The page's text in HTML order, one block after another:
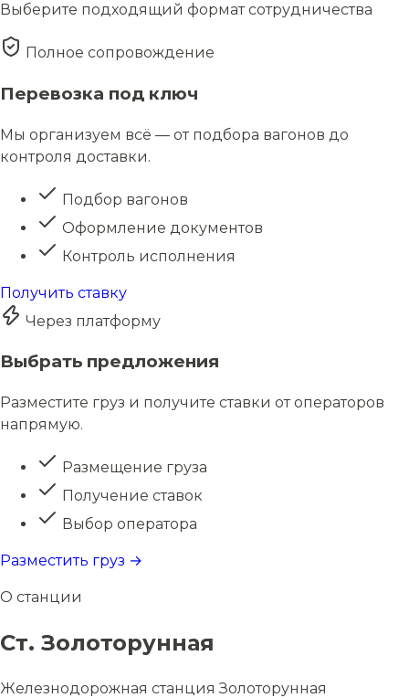
Выберите подходящий формат сотрудничества
Полное сопровождение
Перевозка под ключ
Мы организуем всё — от подбора вагонов до
контроля доставки.
Подбор вагонов
Оформление документов
Контроль исполнения
Получить ставку
Через платформу
Выбрать предложения
Разместите груз и получите ставки от операторов
напрямую.
Размещение груза
Получение ставок
Выбор оператора
Разместить груз →
О станции
Ст. Золоторунная
Железнодорожная станция Золоторунная